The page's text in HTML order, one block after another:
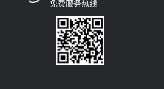
免费服务热线